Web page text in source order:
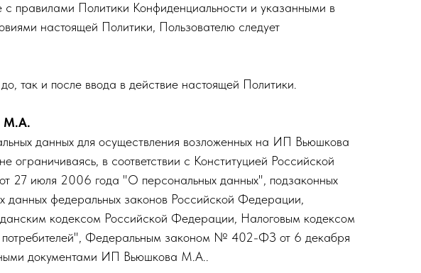
правилами Политики Конфиденциальности и указанными в
настоящей Политики, Пользователю следует
так и после ввода в действие настоящей Политики.
М.А.
данных для осуществления возложенных на ИП Вьюшкова
в соответствии с Конституцией Российской
июля 2006 года "О персональных данных", подзаконных
данных федеральных законов Российской Федерации,
кодексом Российской Федерации, Налоговым кодексом
Федеральным законом № 402-ФЗ от 6 декабря
документами ИП Вьюшкова М.А..